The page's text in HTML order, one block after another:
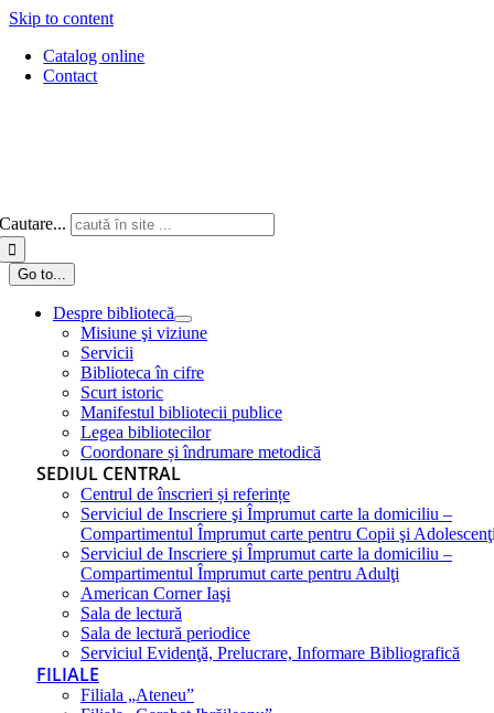
Skip to content
Catalog online
Contact
Cautare...
Go to...
Despre bibliotecă
Misiune şi viziune
Servicii
Biblioteca în cifre
Scurt istoric
Manifestul bibliotecii publice
Legea bibliotecilor
Coordonare și îndrumare metodică
SEDIUL CENTRAL
Centrul de înscrieri și referințe
Serviciul de Inscriere şi Împrumut carte la domiciliu –
Compartimentul Împrumut carte pentru Copii şi
Serviciul de Inscriere şi Împrumut carte la domiciliu –
Compartimentul Împrumut carte pentru Adulţi
American Corner Iaşi
Sala de lectură
Sala de lectură periodice
Serviciul Evidenţă, Prelucrare, Informare Bibliografică
FILIALE
Filiala „Ateneu”